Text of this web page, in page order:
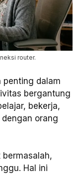
router.
penting dalam
bergantung
bekerja,
orang
Hal ini